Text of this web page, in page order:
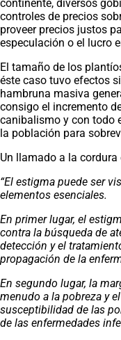
continente, diversos
controles de precios
proveer precios justos
especulación o el lucro
El tamaño de los
éste caso tuvo efectos
hambruna masiva
consigo el incremento
canibalismo y con todo
la población para
Un llamado a la
“El estigma puede ser
elementos esenciales.
En primer lugar, el
contra la búsqueda de
detección y el
propagación de la
En segundo lugar, la
menudo a la pobreza y
susceptibilidad de las
de las enfermedades